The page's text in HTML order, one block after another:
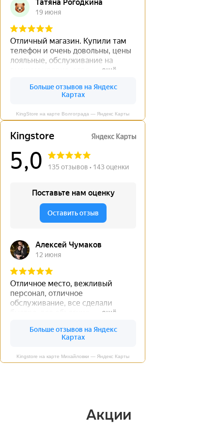
KingStore на карте Волгограда — Яндекс Карты
Kingstore на карте Михайловки — Яндекс Карты
Акции